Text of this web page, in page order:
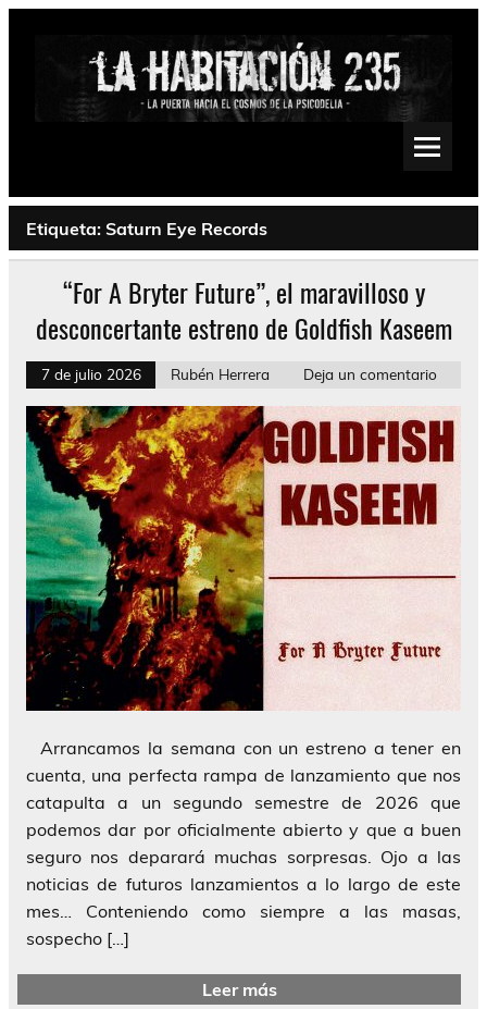
Saltar
Psychedelic, Stoner, Doom, Sludge, Fuzz, Space, Drone
Etiqueta: Saturn Eye Records
“For A Bryter Future”, el maravilloso y
desconcertante estreno de Goldfish Kaseem
7 de julio 2026 Rubén Herrera Deja un comentario
Arrancamos la semana con un estreno a tener en
cuenta, una perfecta rampa de lanzamiento que nos
catapulta a un segundo semestre de 2026 que
podemos dar por oficialmente abierto y que a buen
seguro nos deparará muchas sorpresas. Ojo a las
noticias de futuros lanzamientos a lo largo de este
mes… Conteniendo como siempre a las masas,
sospecho […]
Leer más